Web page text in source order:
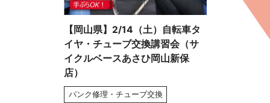
【岡山県】2/14（土）自転車タ
イヤ・チューブ交換講習会（サ
イクルベースあさひ岡山新保
店）
パンク修理・チューブ交換